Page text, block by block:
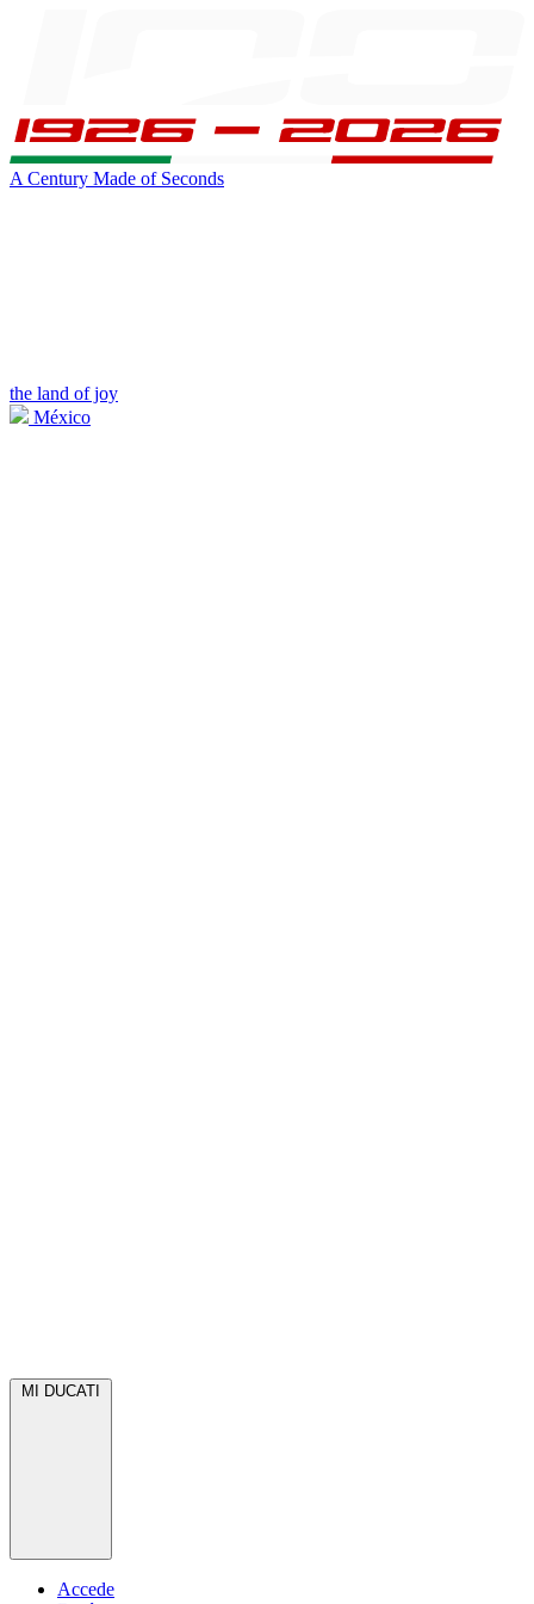
A Century Made of Seconds
the land of joy
México
MI DUCATI
Accede